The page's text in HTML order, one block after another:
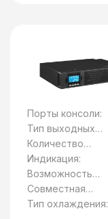
Порты консоли:
Тип выходных
розеток:
Количество
розеток с
питанием от
батареи:
Индикация:
Возможность
установки в
Совместная
работа с
генератором:
Тип охлаждения: